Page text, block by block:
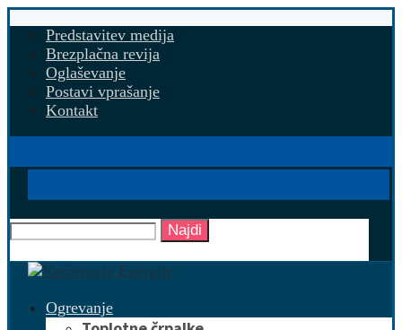
Predstavitev medija
Brezplačna revija
Oglaševanje
Postavi vprašanje
Kontakt
Najdi
Ogrevanje